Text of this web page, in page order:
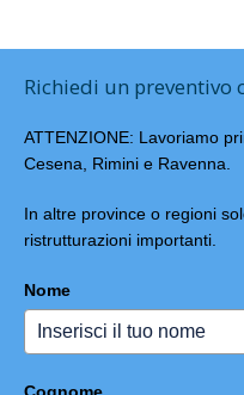
Richiedi un
ATTENZIONE: Lavoriamo
Cesena, Rimini e Ravenna.
In altre province o regioni
ristrutturazioni importanti.
Nome